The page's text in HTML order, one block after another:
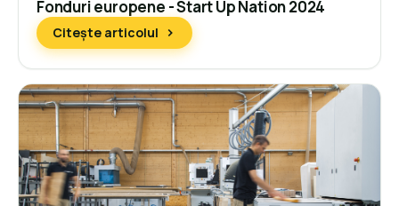
Fonduri europene - Start Up Nation 2024
Citește articolul